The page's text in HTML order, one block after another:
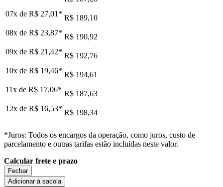
07x de R$ 27,01 * R$ 189,10
08x de R$ 23,87* R$ 190,92
09x de R$ 21,42* R$ 192,76
10x de R$ 19,46* R$ 194,61
11x de R$ 17,06* R$ 187,63
12x de R$ 16,53* R$ 198,34
*Juros: Todos os encargos da operação, como juros, custo de
parcelamento e outras tarifas estão incluídas neste valor.
Calcular frete e prazo
Fechar
Adicionar à sacola